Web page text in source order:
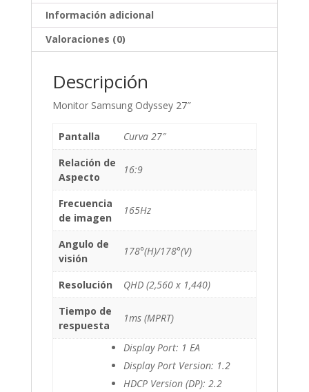
Información adicional
Valoraciones (0)
Descripción
Monitor Samsung Odyssey 27″
Pantalla
Curva 27″
Relación de
Aspecto
16:9
Frecuencia
de imagen
165Hz
Angulo de
visión
178°(H)/178°(V)
Resolución
QHD (2,560 x 1,440)
Tiempo de
respuesta
1ms (MPRT)
Display Port: 1 EA
Display Port Version: 1.2
HDCP Version (DP): 2.2